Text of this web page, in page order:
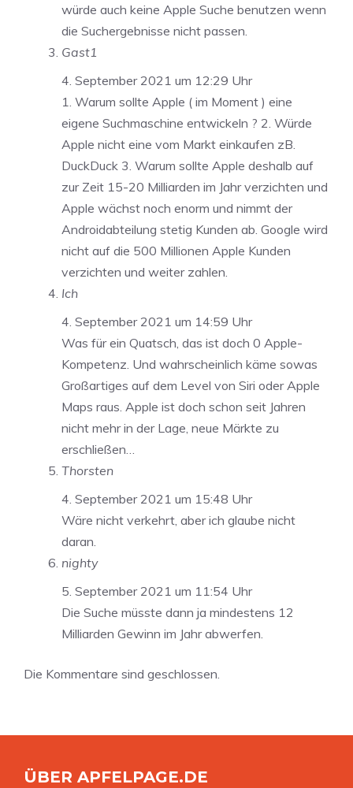
würde auch keine Apple Suche benutzen wenn
die Suchergebnisse nicht passen.
Gast1
4. September 2021 um 12:29 Uhr
1. Warum sollte Apple ( im Moment ) eine
eigene Suchmaschine entwickeln ? 2. Würde
Apple nicht eine vom Markt einkaufen zB.
DuckDuck 3. Warum sollte Apple deshalb auf
zur Zeit 15-20 Milliarden im Jahr verzichten und
Apple wächst noch enorm und nimmt der
Androidabteilung stetig Kunden ab. Google wird
nicht auf die 500 Millionen Apple Kunden
verzichten und weiter zahlen.
Ich
4. September 2021 um 14:59 Uhr
Was für ein Quatsch, das ist doch 0 Apple-
Kompetenz. Und wahrscheinlich käme sowas
Großartiges auf dem Level von Siri oder Apple
Maps raus. Apple ist doch schon seit Jahren
nicht mehr in der Lage, neue Märkte zu
erschließen…
Thorsten
4. September 2021 um 15:48 Uhr
Wäre nicht verkehrt, aber ich glaube nicht
daran.
nighty
5. September 2021 um 11:54 Uhr
Die Suche müsste dann ja mindestens 12
Milliarden Gewinn im Jahr abwerfen.
Die Kommentare sind geschlossen.
ÜBER APFELPAGE.DE